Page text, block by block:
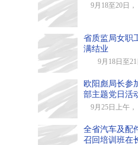
9月18至20日，
省质监局女职
满结业
9月18日至21
欧阳彪局长参
部主题党日活
9月25日上午，
全省汽车及配
召回培训班在